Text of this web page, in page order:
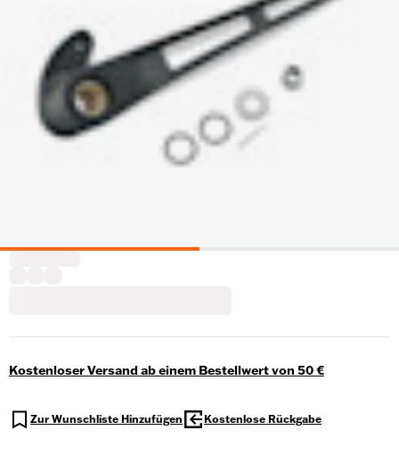
Kostenloser Versand ab einem Bestellwert von 50 €
Zur Wunschliste Hinzufügen Kostenlose Rückgabe